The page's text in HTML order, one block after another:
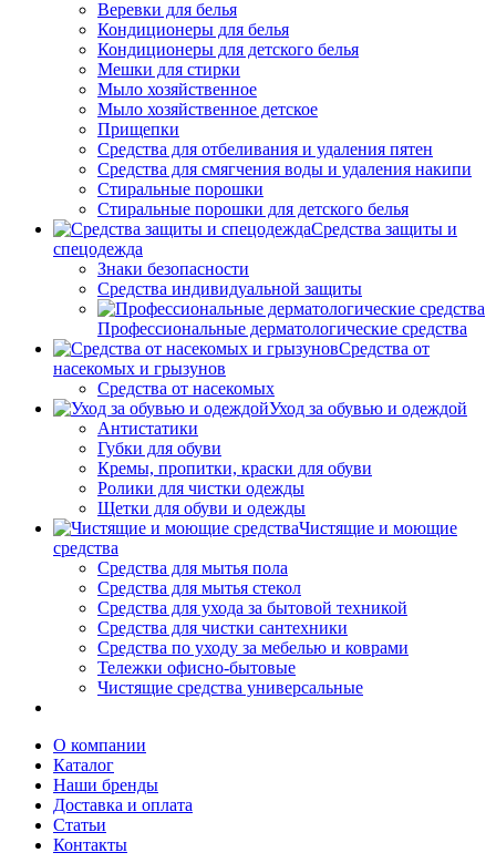
Веревки для белья
Кондиционеры для белья
Кондиционеры для детского белья
Мешки для стирки
Мыло хозяйственное
Мыло хозяйственное детское
Прищепки
Средства для отбеливания и удаления пятен
Средства для смягчения воды и удаления накипи
Стиральные порошки
Стиральные порошки для детского белья
Средства защиты и
спецодежда
Знаки безопасности
Средства индивидуальной защиты
Профессиональные дерматологические средства
Средства от
насекомых и грызунов
Средства от насекомых
Уход за обувью и одеждой
Антистатики
Губки для обуви
Кремы, пропитки, краски для обуви
Ролики для чистки одежды
Щетки для обуви и одежды
Чистящие и моющие
средства
Средства для мытья пола
Средства для мытья стекол
Средства для ухода за бытовой техникой
Средства для чистки сантехники
Средства по уходу за мебелью и коврами
Тележки офисно-бытовые
Чистящие средства универсальные
О компании
Каталог
Наши бренды
Доставка и оплата
Статьи
Контакты